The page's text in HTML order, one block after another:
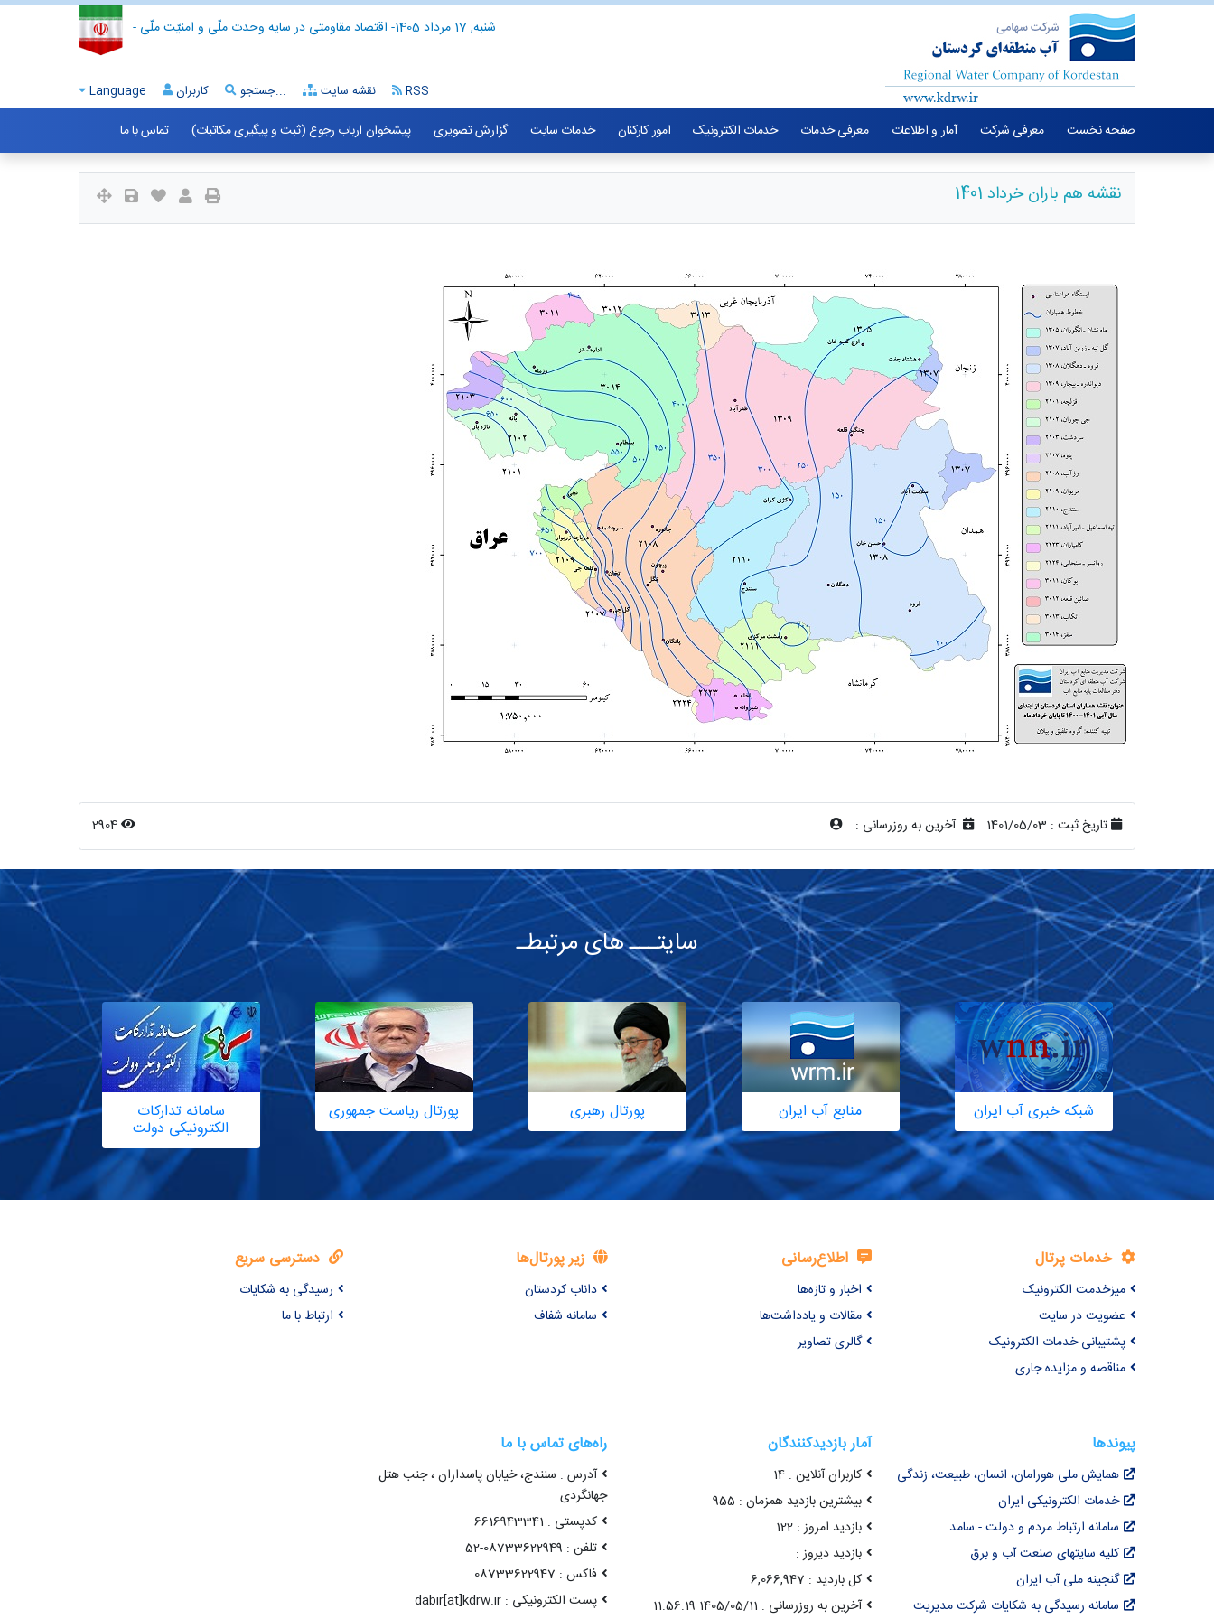
- اقتصاد مقاومتی در سایه وحدت ملّی و امنیّت ملّی - شنبه, 17 مرداد 1405
Language کاربران جستجو... نقشه سایت RSS
صفحه نخست معرفی شرکت آمار و اطلاعات معرفی خدمات خدمات الکترونیک امور کارکنان خدمات سایت گزارش تصویری پیشخوان ارباب رجوع (ثبت و پیگیری مکاتبات) تماس با ما
نقشه هم باران خرداد 1401
تاریخ ثبت : 1401/05/03 آخرین به روزرسانی : 2904
سایتـــ های مرتبطـ
شبکه خبری آب ایران منابع آب ایران پورتال رهبری پورتال ریاست جمهوری سامانه تدارکات
الکترونیکی دولت
خدمات پرتال
میزخدمت الکترونیک
عضویت در سایت
پشتیبانی خدمات الکترونیک
مناقصه و مزایده جاری
اطلاع‌رسانی
اخبار و تازه‌ها
مقالات و یادداشت‌ها
گالری تصاویر
زیر پورتال‌ها
داناب کردستان
سامانه شفاف
دسترسی سریع
رسیدگی به شکایات
ارتباط با ما
پیوندها
همایش ملی هورامان، انسان، طبیعت، زندگی
خدمات الکترونیکی ایران
سامانه ارتباط مردم و دولت - سامد
کلیه سایتهای صنعت آب و برق
گنجینه ملی آب ایران
سامانه رسیدگی به شکایات شرکت مدیریت
آمار بازدیدکنندگان
کاربران آنلاین : 14
بیشترین بازدید همزمان : 955
بازدید امروز : 122
بازدید دیروز :
کل بازدید : 6,066,947
آخرین به روزرسانی : 1405/05/11 11:56:19
راه‌های تماس با ما
آدرس : سنندج، خیابان پاسداران ، جنب هتل
جهانگردی
کدپستی : 6616943341
تلفن : 08733622949-52
فاکس : 08733622947
پست الکترونیکی : dabir[at]kdrw.ir